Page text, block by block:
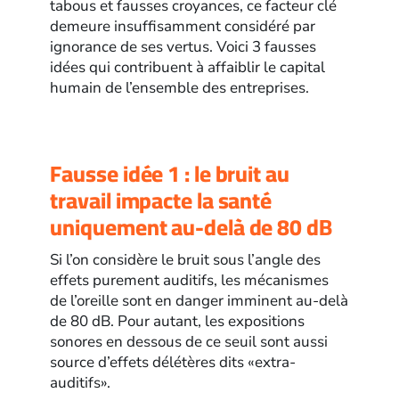
tabous et fausses croyances, ce facteur clé
demeure insuffisamment considéré par
ignorance de ses vertus. Voici 3 fausses
idées qui contribuent à affaiblir le capital
humain de l’ensemble des entreprises.
Fausse idée 1 : le bruit au
travail impacte la santé
uniquement au-delà de 80 dB
Si l’on considère le bruit sous l’angle des
effets purement auditifs, les mécanismes
de l’oreille sont en danger imminent au-delà
de 80 dB. Pour autant, les expositions
sonores en dessous de ce seuil sont aussi
source d’effets délétères dits «extra-
auditifs».